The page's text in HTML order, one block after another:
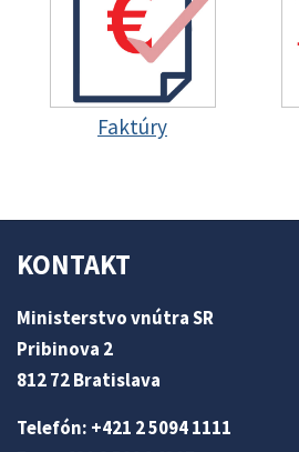
Faktúry
KONTAKT
Ministerstvo vnútra SR
Pribinova 2
812 72 Bratislava
Telefón: +421 2 5094 1111